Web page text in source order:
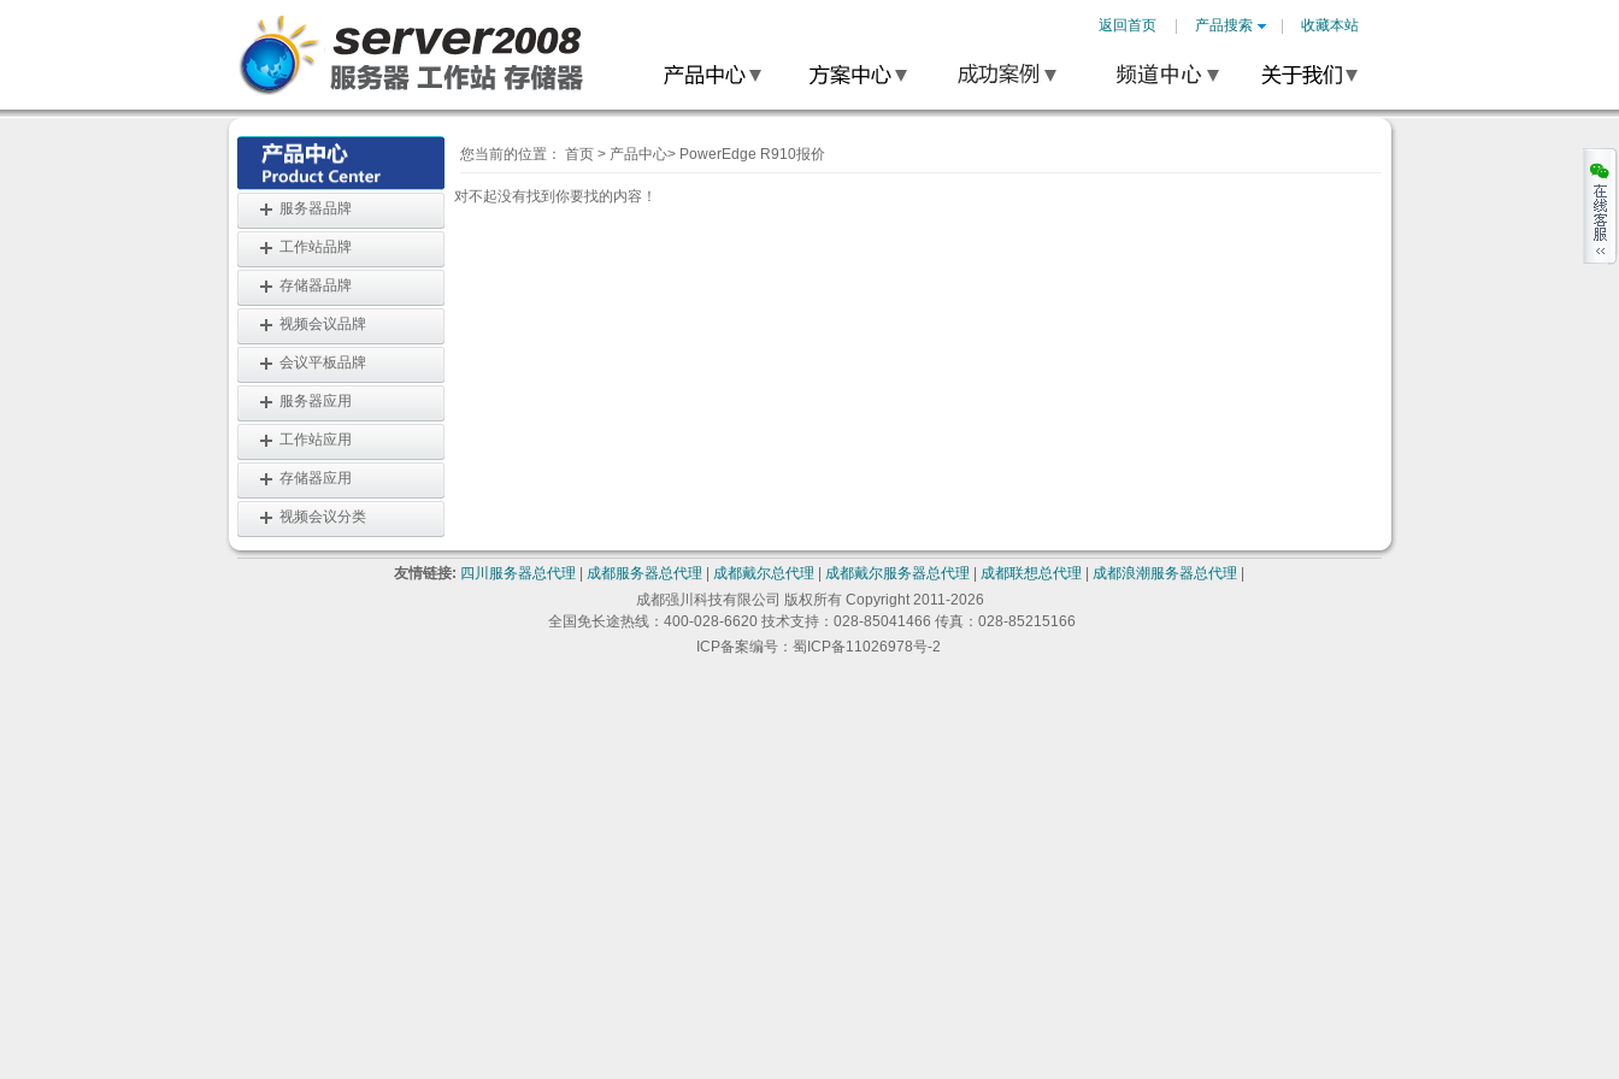
返回首页 产品搜索 收藏本站
服务器品牌
工作站品牌
存储器品牌
视频会议品牌
会议平板品牌
服务器应用
工作站应用
存储器应用
视频会议分类
您当前的位置： 首页 > 产品中心> PowerEdge R910报价
对不起没有找到你要找的内容！
友情链接: 四川服务器总代理 成都服务器总代理 成都戴尔总代理 成都戴尔服务器总代理 成都联想总代理 成都浪潮服务器总代理
成都强川科技有限公司 版权所有 Copyright 2011-2026
全国免长途热线：400-028-6620 技术支持：028-85041466 传真：028-85215166
ICP备案编号：蜀ICP备11026978号-2